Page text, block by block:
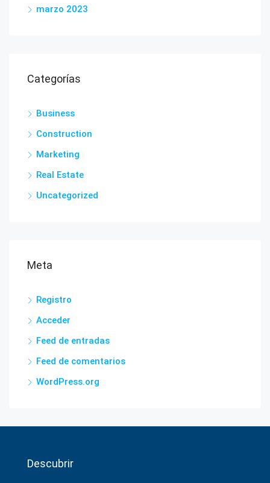
marzo 2023
Categorías
Business
Construction
Marketing
Real Estate
Uncategorized
Meta
Registro
Acceder
Feed de entradas
Feed de comentarios
WordPress.org
Descubrir